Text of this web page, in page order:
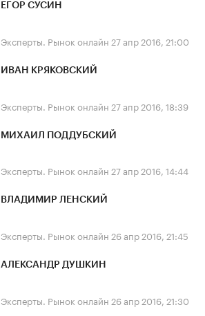
ЕГОР СУСИН
Эксперты. Рынок онлайн 27 апр 2016, 21:00
ИВАН КРЯКОВСКИЙ
Эксперты. Рынок онлайн 27 апр 2016, 18:39
МИХАИЛ ПОДДУБСКИЙ
Эксперты. Рынок онлайн 27 апр 2016, 14:44
ВЛАДИМИР ЛЕНСКИЙ
Эксперты. Рынок онлайн 26 апр 2016, 21:45
АЛЕКСАНДР ДУШКИН
Эксперты. Рынок онлайн 26 апр 2016, 21:30